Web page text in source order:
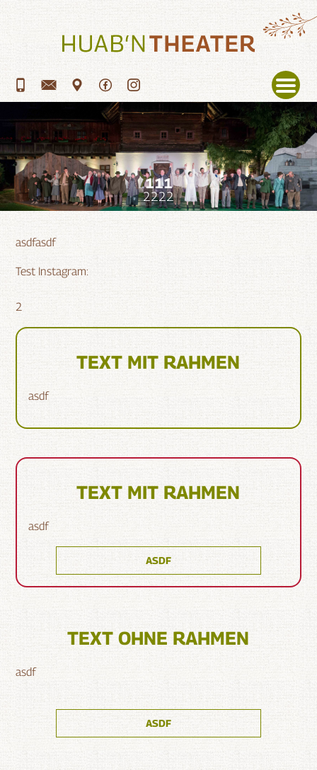
Menü
111
2222
asdfasdf
Test Instagram:
2
TEXT MIT RAHMEN
asdf
TEXT MIT RAHMEN
asdf
ASDF
TEXT OHNE RAHMEN
asdf
ASDF